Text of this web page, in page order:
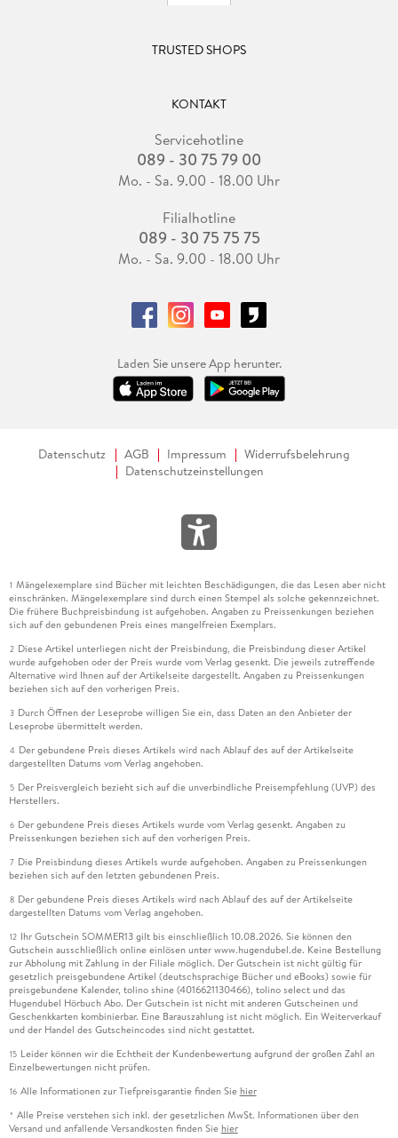
TRUSTED SHOPS
KONTAKT
Servicehotline
089 - 30 75 79 00
Mo. - Sa. 9.00 - 18.00 Uhr
Filialhotline
089 - 30 75 75 75
Mo. - Sa. 9.00 - 18.00 Uhr
Laden Sie unsere App herunter.
Datenschutz AGB Impressum
Widerrufsbelehrung
Datenschutzeinstellungen
1 Mängelexemplare sind Bücher mit leichten Beschädigungen, die das Lesen aber nicht
einschränken. Mängelexemplare sind durch einen Stempel als solche gekennzeichnet.
Die frühere Buchpreisbindung ist aufgehoben. Angaben zu Preissenkungen beziehen
sich auf den gebundenen Preis eines mangelfreien Exemplars.
2 Diese Artikel unterliegen nicht der Preisbindung, die Preisbindung dieser Artikel
wurde aufgehoben oder der Preis wurde vom Verlag gesenkt. Die jeweils zutreffende
Alternative wird Ihnen auf der Artikelseite dargestellt. Angaben zu Preissenkungen
beziehen sich auf den vorherigen Preis.
3 Durch Öffnen der Leseprobe willigen Sie ein, dass Daten an den Anbieter der
Leseprobe übermittelt werden.
4 Der gebundene Preis dieses Artikels wird nach Ablauf des auf der Artikelseite
dargestellten Datums vom Verlag angehoben.
5 Der Preisvergleich bezieht sich auf die unverbindliche Preisempfehlung (UVP) des
Herstellers.
6 Der gebundene Preis dieses Artikels wurde vom Verlag gesenkt. Angaben zu
Preissenkungen beziehen sich auf den vorherigen Preis.
7 Die Preisbindung dieses Artikels wurde aufgehoben. Angaben zu Preissenkungen
beziehen sich auf den letzten gebundenen Preis.
8 Der gebundene Preis dieses Artikels wird nach Ablauf des auf der Artikelseite
dargestellten Datums vom Verlag angehoben.
12 Ihr Gutschein SOMMER13 gilt bis einschließlich 10.08.2026. Sie können den
Gutschein ausschließlich online einlösen unter www.hugendubel.de. Keine Bestellung
zur Abholung mit Zahlung in der Filiale möglich. Der Gutschein ist nicht gültig für
gesetzlich preisgebundene Artikel (deutschsprachige Bücher und eBooks) sowie für
preisgebundene Kalender, tolino shine (4016621130466), tolino select und das
Hugendubel Hörbuch Abo. Der Gutschein ist nicht mit anderen Gutscheinen und
Geschenkkarten kombinierbar. Eine Barauszahlung ist nicht möglich. Ein Weiterverkauf
und der Handel des Gutscheincodes sind nicht gestattet.
15 Leider können wir die Echtheit der Kundenbewertung aufgrund der großen Zahl an
Einzelbewertungen nicht prüfen.
16 Alle Informationen zur Tiefpreisgarantie finden Sie hier
* Alle Preise verstehen sich inkl. der gesetzlichen MwSt. Informationen über den
Versand und anfallende Versandkosten finden Sie hier